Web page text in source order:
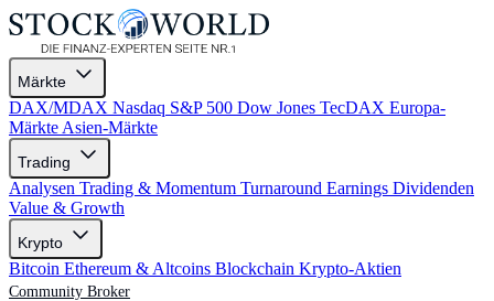
Märkte
DAX/MDAX Nasdaq S&P 500 Dow Jones TecDAX Europa-
Märkte Asien-Märkte
Trading
Analysen Trading & Momentum Turnaround Earnings Dividenden
Value & Growth
Krypto
Bitcoin Ethereum & Altcoins Blockchain Krypto-Aktien
Community Broker